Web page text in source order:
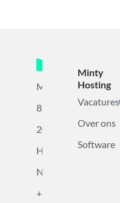
Mollerusweg
82
2031BZ
Haarlem,
Nederland
+31232305815
Minty
Hosting
Vacatures
Over ons
Software